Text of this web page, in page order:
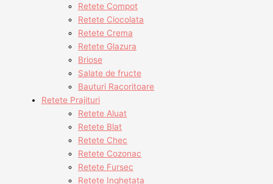
Retete Compot
Retete Ciocolata
Retete Crema
Retete Glazura
Briose
Salate de fructe
Bauturi Racoritoare
Retete Prajituri
Retete Aluat
Retete Blat
Retete Chec
Retete Cozonac
Retete Fursec
Retete Inghetata